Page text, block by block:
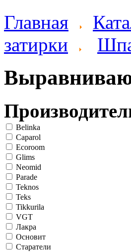
Главная
затирки
Belinka
Caparol
Ecoroom
Glims
Neomid
Parade
Teknos
Teks
Tikkurila
VGT
Лакра
Основит
Старатели